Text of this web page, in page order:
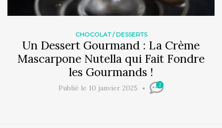
CHOCOLAT/ DESSERTS
Un Dessert Gourmand : La Crème
Mascarpone Nutella qui Fait Fondre
les Gourmands !
Publié le 10 janvier 2025 2